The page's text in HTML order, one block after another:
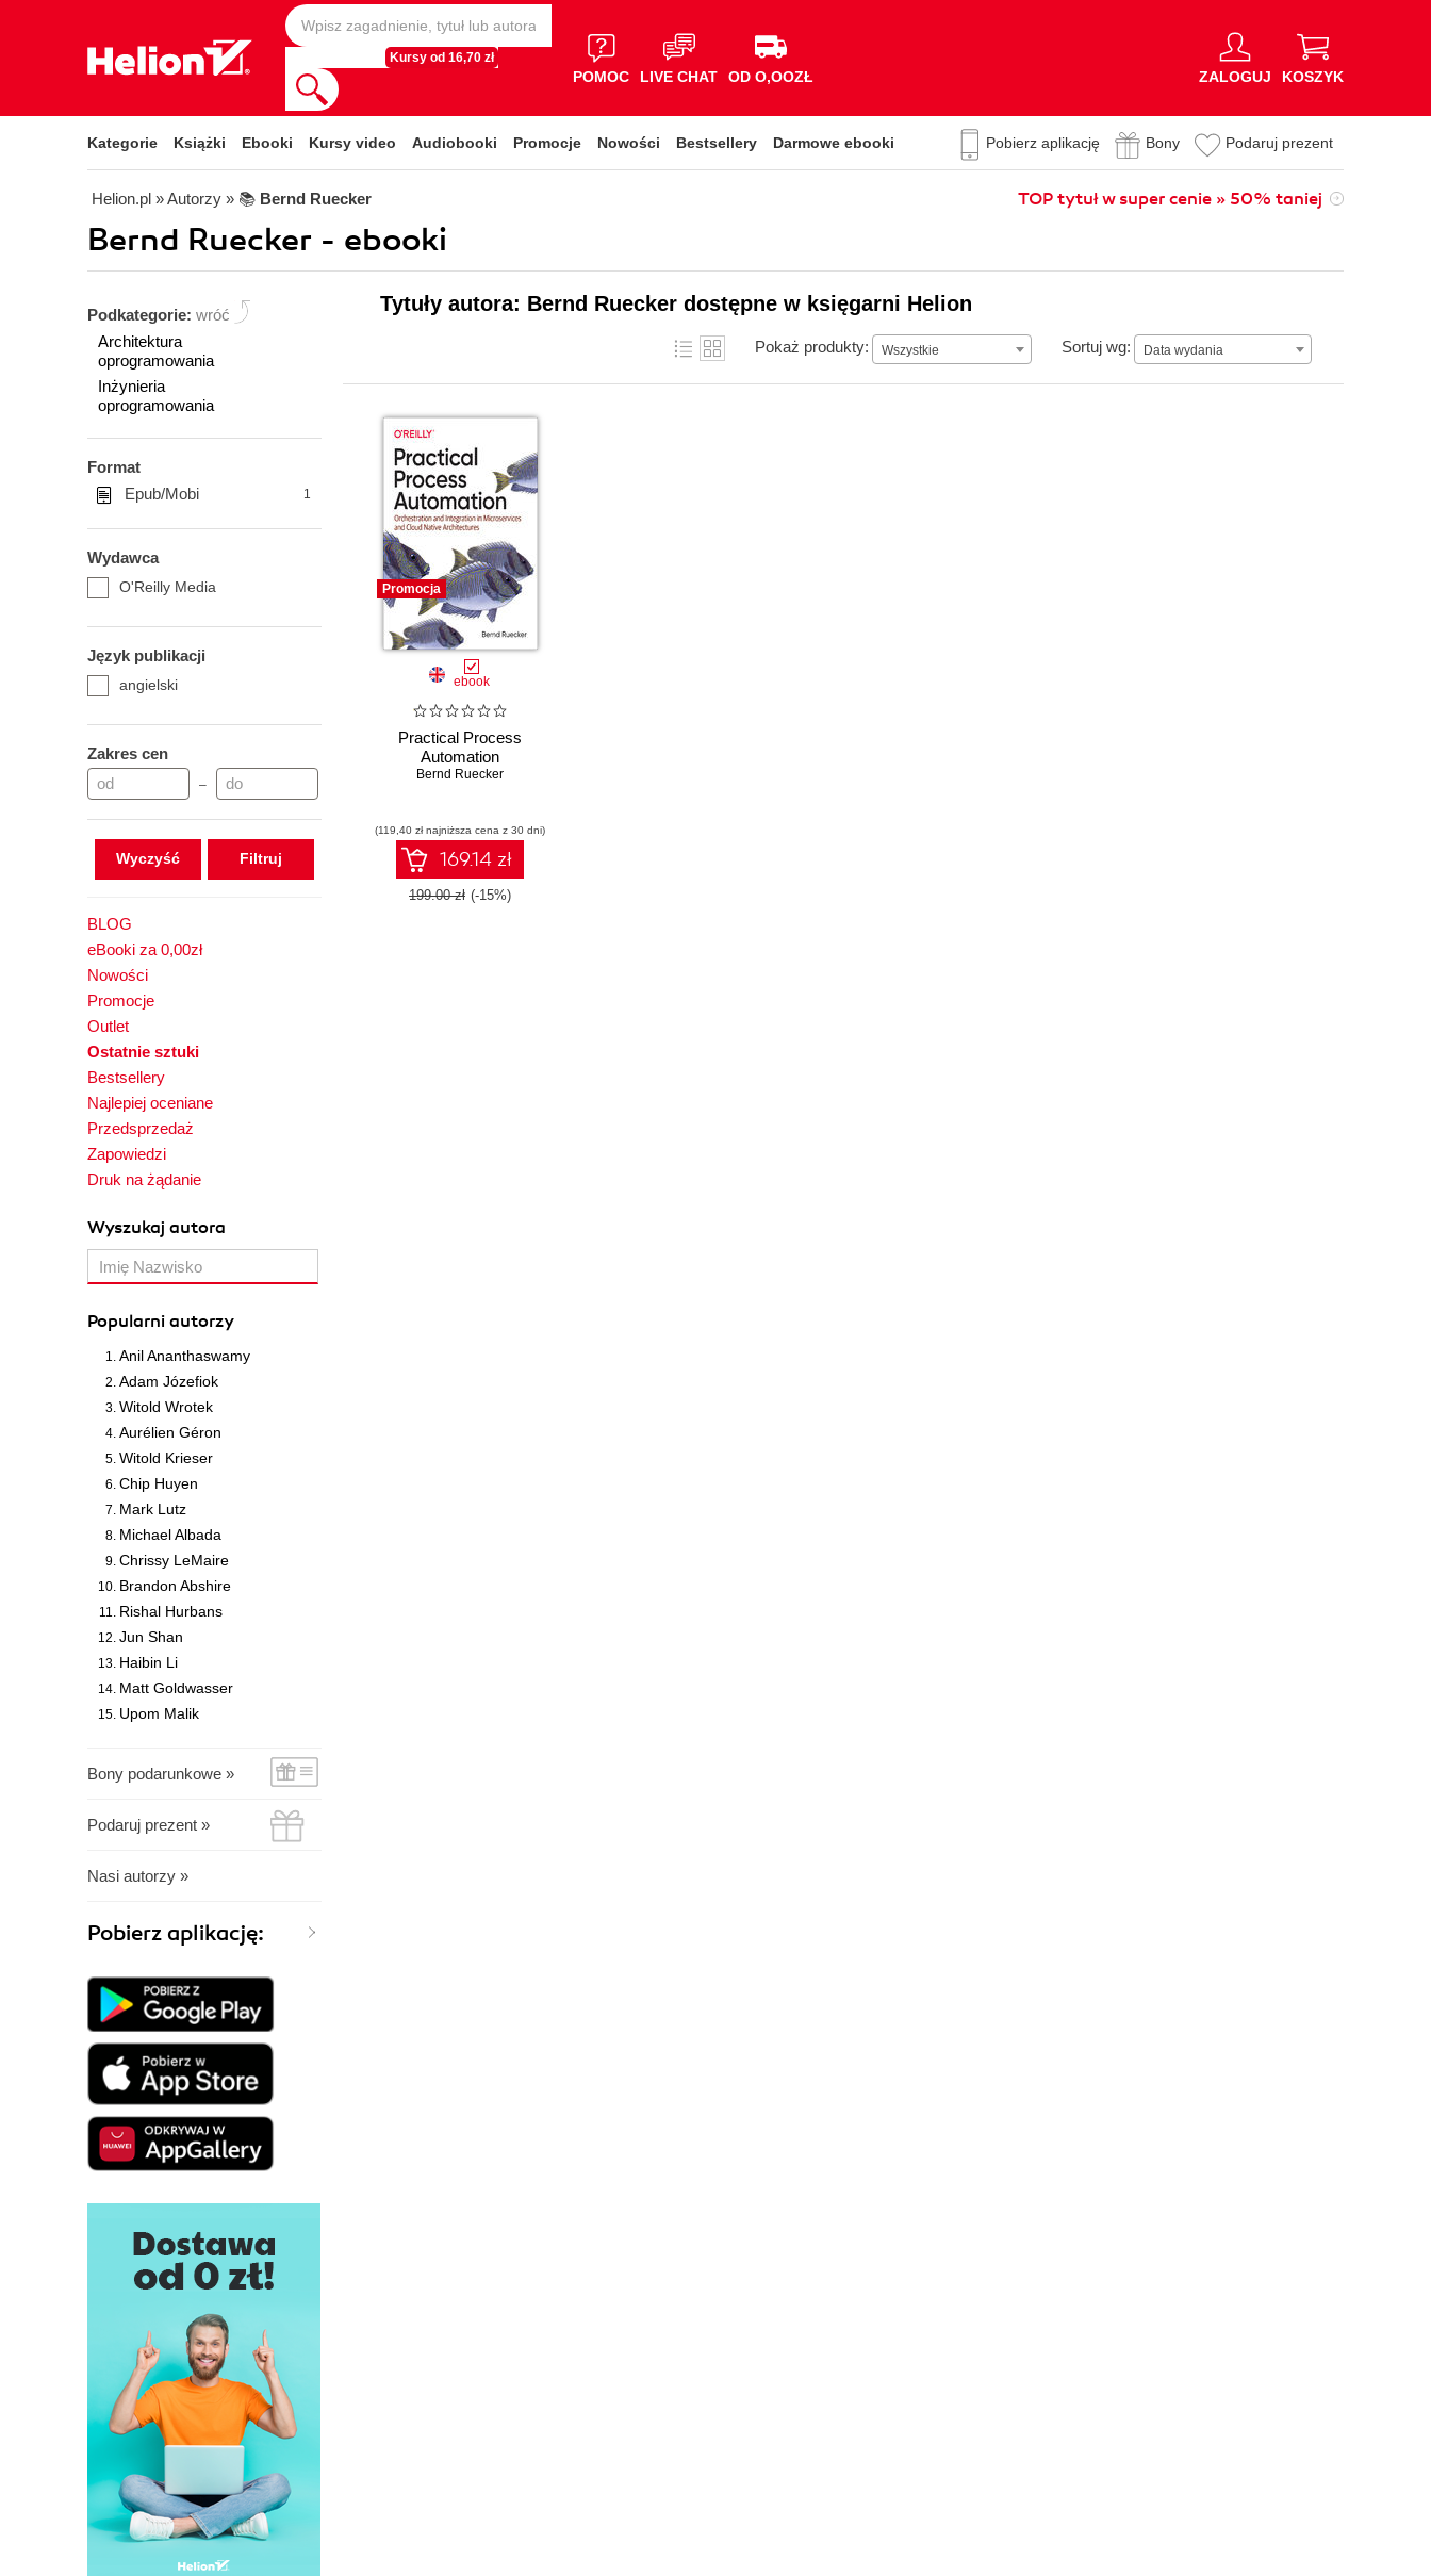
Kursy od 16,70 zł
POMOC LIVE CHAT OD O,OOZŁ ZALOGUJ KOSZYK
Kategorie Książki Ebooki Kursy video Audiobooki Promocje Nowości Bestsellery Darmowe ebooki Pobierz aplikację Bony Podaruj prezent
Helion.pl » Autorzy » 📚 Bernd Ruecker TOP tytuł w super cenie » 50% taniej
Bernd Ruecker - ebooki
Podkategorie: wróć
Architektura
oprogramowania
Inżynieria
oprogramowania
Format
Epub/Mobi
1
Wydawca
O'Reilly Media
Język publikacji
angielski
Zakres cen
–
Wyczyść
BLOG
eBooki za 0,00zł
Nowości
Promocje
Outlet
Ostatnie sztuki
Bestsellery
Najlepiej oceniane
Przedsprzedaż
Zapowiedzi
Druk na żądanie
Wyszukaj autora
Popularni autorzy
Anil Ananthaswamy
Adam Józefiok
Witold Wrotek
Aurélien Géron
Witold Krieser
Chip Huyen
Mark Lutz
Michael Albada
Chrissy LeMaire
Brandon Abshire
Rishal Hurbans
Jun Shan
Haibin Li
Matt Goldwasser
Upom Malik
Bony podarunkowe »
Podaruj prezent »
Nasi autorzy »
Pobierz aplikację:
Tytuły autora: Bernd Ruecker dostępne w księgarni Helion
Pokaż produkty: Wszystkie Sortuj wg: Data wydania
Data wydania
Promocja
ebook
Practical Process
Automation
Bernd Ruecker
(119,40 zł najniższa cena z 30 dni)
169.14 zł
199.00 zł (-15%)